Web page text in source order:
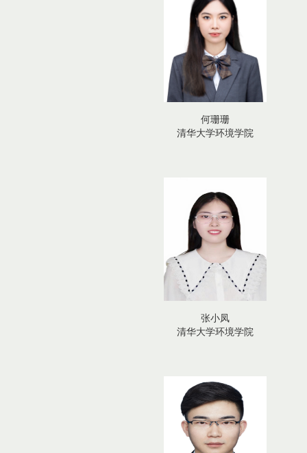
何珊珊
清华大学环境学院
张小凤
清华大学环境学院